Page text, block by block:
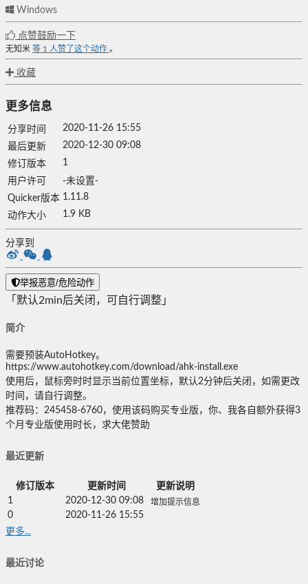
Windows
点赞鼓励一下
无知米 等 1 人赞了这个动作 。
收藏
更多信息
分享时间
2020-11-26 15:55
最后更新
2020-12-30 09:08
修订版本
1
用户许可
-未设置-
Quicker版本 1.11.8
动作大小
1.9 KB
分享到
举报恶意/危险动作
「默认2min后关闭，可自行调整」
简介
需要预装AutoHotkey。
https://www.autohotkey.com/download/ahk-install.exe
使用后，鼠标旁时时显示当前位置坐标，默认2分钟后关闭，如需更改
时间，请自行调整。
推荐码：245458-6760，使用该码购买专业版，你、我各自额外获得3
个月专业版使用时长，求大佬赞助
最近更新
修订版本 更新时间
更新说明
1
2020-12-30 09:08 增加提示信息
0
2020-11-26 15:55
更多...
最近讨论